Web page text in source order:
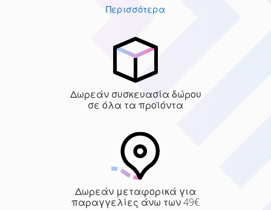
Περισσότερα
Δωρεάν συσκευασία δώρου
σε όλα τα προϊόντα
Δωρεάν μεταφορικά για
παραγγελίες άνω των 49€